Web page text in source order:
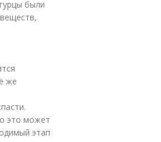
были
же
это может
этап